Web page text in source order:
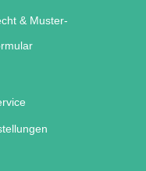
& Muster-